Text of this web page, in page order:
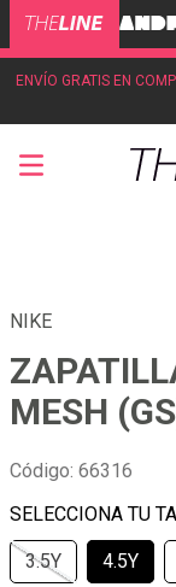
ENVÍO GRATIS EN
NIKE
MESH
Código: 66316
3.5Y 4.5Y